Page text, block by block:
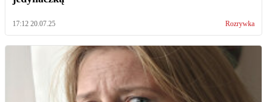
17:12 20.07.25 Rozrywka